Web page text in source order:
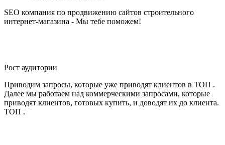
SEO компания по продвижению сайтов строительного
интернет-магазина - Мы тебе поможем!
Рост аудитории
Приводим запросы, которые уже приводят клиентов в ТОП .
Далее мы работаем над коммерческими запросами, которые
приводят клиентов, готовых купить, и доводят их до клиента.
ТОП .